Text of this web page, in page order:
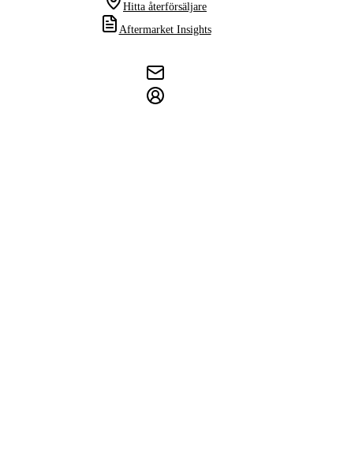
Hitta återförsäljare
Aftermarket Insights